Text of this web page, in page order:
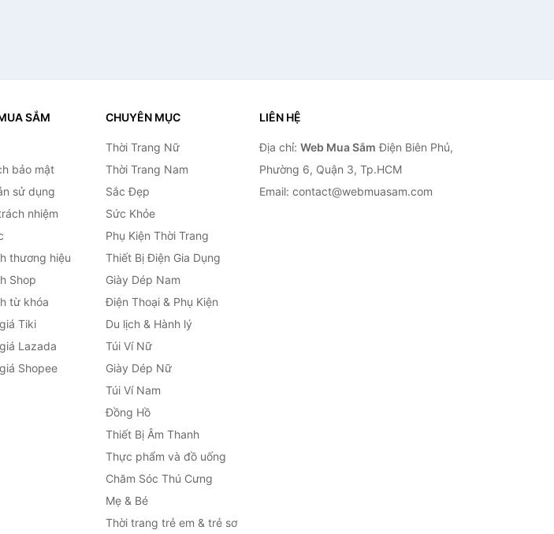
SẮM
bảo mật
sử dụng
nhiệm
thương hiệu
Shop
từ khóa
Tiki
Lazada
Shopee
CHUYÊN MỤC
Thời Trang Nữ
Thời Trang Nam
Sắc Đẹp
Sức Khỏe
Phụ Kiện Thời Trang
Thiết Bị Điện Gia Dụng
Giày Dép Nam
Điện Thoại & Phụ Kiện
Du lịch & Hành lý
Túi Ví Nữ
Giày Dép Nữ
Túi Ví Nam
Đồng Hồ
Thiết Bị Âm Thanh
Thực phẩm và đồ uống
Chăm Sóc Thú Cưng
Mẹ & Bé
Thời trang trẻ em & trẻ sơ
LIÊN HỆ
Địa chỉ: Web Mua Sắm Điện Biên Phủ,
Phường 6, Quận 3, Tp.HCM
Email: contact@webmuasam.com